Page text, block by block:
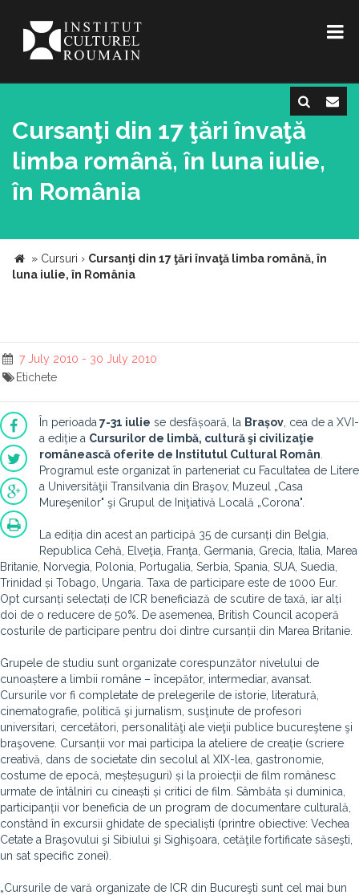
Cursanţi din 17 ţări învaţă
limba română, în luna iulie,
în România
» Cursuri › Cursanţi din 17 ţări învaţă limba română, în
luna iulie, în România
7 July 2010 - 30 July 2010
Etichete
În perioada 7-31 iulie se desfășoară, la Brașov , cea de a XVI-
a ediție a Cursurilor de limbă, cultură şi civilizaţie
românească oferite de Institutul Cultural Român
Programul este organizat în parteneriat cu Facultatea de Litere
a Universităţii Transilvania din Braşov, Muzeul „Casa
Mureşenilor" şi Grupul de Iniţiativă Locală „Corona".
La ediția din acest an participă 35 de cursanți din Belgia,
Republica Cehă, Elveţia, Franţa, Germania, Grecia, Italia, Marea
Britanie, Norvegia, Polonia, Portugalia, Serbia, Spania, SUA, Suedia,
Trinidad și Tobago, Ungaria. Taxa de participare este de 1000 Eur.
Opt cursanți selectați de ICR beneficiază de scutire de taxă, iar alți
doi de o reducere de 50%. De asemenea, British Council acoperă
costurile de participare pentru doi dintre cursanții din Marea Britanie.
Grupele de studiu sunt organizate corespunzător nivelului de
cunoaștere a limbii române – începător, intermediar, avansat.
Cursurile vor fi completate de prelegerile de istorie, literatură,
cinematografie, politică şi jurnalism, susţinute de profesori
universitari, cercetători, personalităţi ale vieţii publice bucureştene şi
braşovene. Cursanții vor mai participa la ateliere de creație (scriere
creativă, dans de societate din secolul al XIX-lea, gastronomie,
costume de epocă, meșteșuguri) și la proiecții de film românesc
urmate de întâlniri cu cineaști și critici de film. Sâmbăta și duminica,
participanții vor beneficia de un program de documentare culturală,
constând în excursii ghidate de specialiști (printre obiective: Vechea
Cetate a Braşovului şi Sibiului şi Sighişoara, cetăţile fortificate săseşti,
un sat specific zonei).
„Cursurile de vară organizate de ICR din Bucureşti sunt cel mai bun